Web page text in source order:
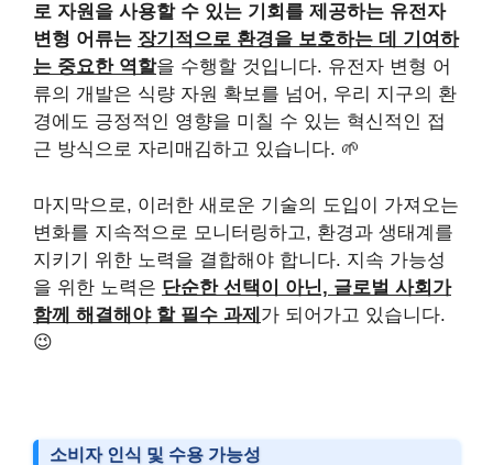
로 자원을 사용할 수 있는 기회를 제공하는 유전자
변형 어류는 장기적으로 환경을 보호하는 데 기여하
는 중요한 역할을 수행할 것입니다. 유전자 변형 어
류의 개발은 식량 자원 확보를 넘어, 우리 지구의 환
경에도 긍정적인 영향을 미칠 수 있는 혁신적인 접
근 방식으로 자리매김하고 있습니다. 🌱
마지막으로, 이러한 새로운 기술의 도입이 가져오는
변화를 지속적으로 모니터링하고, 환경과 생태계를
지키기 위한 노력을 결합해야 합니다. 지속 가능성
을 위한 노력은 단순한 선택이 아닌, 글로벌 사회가
함께 해결해야 할 필수 과제 가 되어가고 있습니다.
😉
소비자 인식 및 수용 가능성